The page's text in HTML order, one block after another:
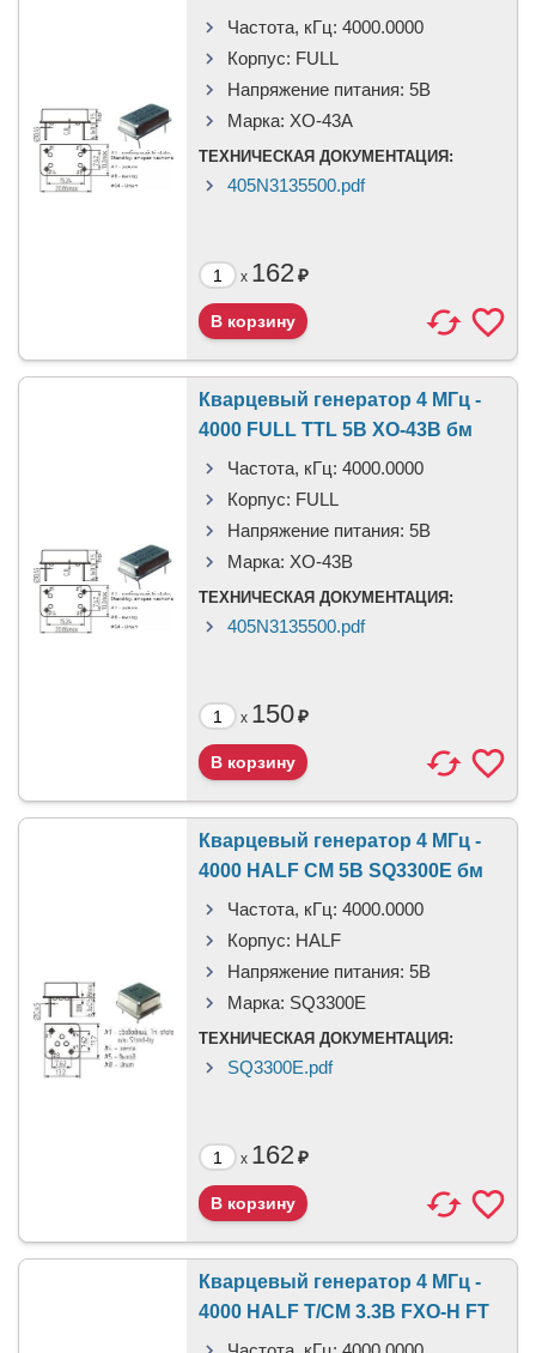
Частота, кГц: 4000.0000
Корпус: FULL
Напряжение питания: 5В
Марка: XO-43A
ТЕХНИЧЕСКАЯ ДОКУМЕНТАЦИЯ:
405N3135500.pdf
x 162₽
Кварцевый генератор 4 МГц -
4000 FULL TTL 5В XO-43B бм
Частота, кГц: 4000.0000
Корпус: FULL
Напряжение питания: 5В
Марка: XO-43B
ТЕХНИЧЕСКАЯ ДОКУМЕНТАЦИЯ:
405N3135500.pdf
x 150₽
Кварцевый генератор 4 МГц -
4000 HALF CM 5В SQ3300E бм
Частота, кГц: 4000.0000
Корпус: HALF
Напряжение питания: 5В
Марка: SQ3300E
ТЕХНИЧЕСКАЯ ДОКУМЕНТАЦИЯ:
SQ3300E.pdf
x 162₽
Кварцевый генератор 4 МГц -
4000 HALF T/CM 3.3В FXO-H FT